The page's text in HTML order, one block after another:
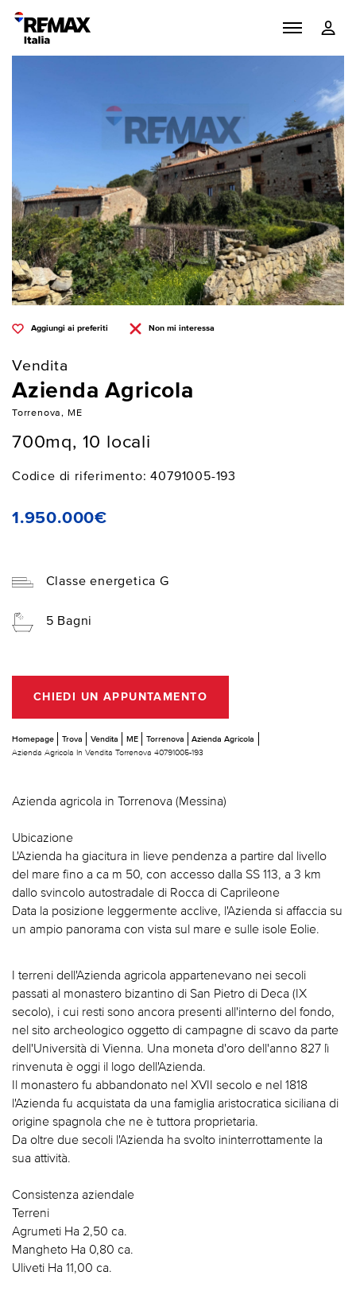
Aggiungi ai preferiti Non mi interessa
Vendita
Azienda Agricola
Torrenova, ME
700mq, 10 locali
Codice di riferimento: 40791005-193
1.950.000€
Classe energetica G
5 Bagni
CHIEDI UN APPUNTAMENTO
Homepage Trova Vendita ME Torrenova
Azienda Agricola
Azienda Agricola In Vendita Torrenova 40791005-193
Azienda agricola in Torrenova (Messina)
Ubicazione
L'Azienda ha giacitura in lieve pendenza a partire dal livello
del mare fino a ca m 50, con accesso dalla SS 113, a 3 km
dallo svincolo autostradale di Rocca di Caprileone
Data la posizione leggermente acclive, l'Azienda si affaccia su
un ampio panorama con vista sul mare e sulle isole Eolie.
I terreni dell'Azienda agricola appartenevano nei secoli
passati al monastero bizantino di San Pietro di Deca (IX
secolo), i cui resti sono ancora presenti all'interno del fondo,
nel sito archeologico oggetto di campagne di scavo da parte
dell'Università di Vienna. Una moneta d'oro dell'anno 827 lì
rinvenuta è oggi il logo dell'Azienda.
Il monastero fu abbandonato nel XVII secolo e nel 1818
l'Azienda fu acquistata da una famiglia aristocratica siciliana di
origine spagnola che ne è tuttora proprietaria.
Da oltre due secoli l'Azienda ha svolto ininterrottamente la
sua attività.
Consistenza aziendale
Terreni
Agrumeti Ha 2,50 ca.
Mangheto Ha 0,80 ca.
Uliveti Ha 11,00 ca.